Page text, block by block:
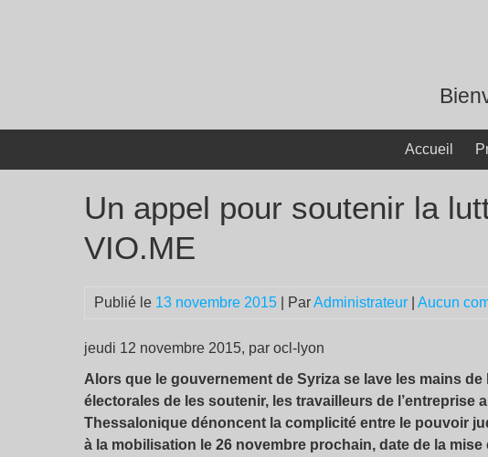
Accueil
Un appel pour soutenir la
VIO.ME
Publié le 13 novembre 2015 | ParAdministrateur Aucun
jeudi 12 novembre 2015, par ocl-lyon
Alors que le gouvernement de Syriza se lave les mains
électorales de les soutenir, les travailleurs de l’entreprise
Thessalonique dénoncent la complicité entre le pouvoir
à la mobilisation le 26 novembre prochain, date de la